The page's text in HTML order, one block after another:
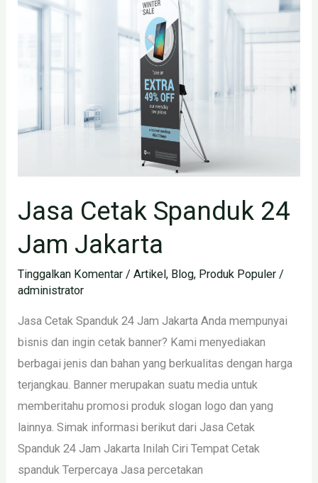
Jasa Cetak Spanduk 24
Jam Jakarta
Tinggalkan Komentar /Artikel, Blog, Produk Populer /
administrator
Jasa Cetak Spanduk 24 Jam Jakarta Anda mempunyai
bisnis dan ingin cetak banner? Kami menyediakan
berbagai jenis dan bahan yang berkualitas dengan harga
terjangkau. Banner merupakan suatu media untuk
memberitahu promosi produk slogan logo dan yang
lainnya. Simak informasi berikut dari Jasa Cetak
Spanduk 24 Jam Jakarta Inilah Ciri Tempat Cetak
spanduk Terpercaya Jasa percetakan
Cetak
Jakarta